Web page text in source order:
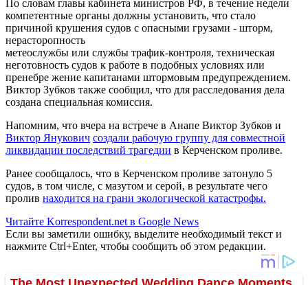
По словам главы кабинета министров РФ, в течение недели
компетентные органы должны установить, что стало
причиной крушения судов с опасными грузами - шторм,
нерасторопность
метеослужбы или службы трафик-контроля, техническая
неготовность судов к работе в подобных условиях или
пренебре жение капитанами штормовым предупреждением.
Виктор Зубков также сообщил, что для расследования дела
создана специальная комиссия.
Напомним, что вчера на встрече в Анапе Виктор Зубков и
Виктор Янукович создали рабочую группу для совместной
ликвидации последствий трагедии в Керченском проливе.
Ранее сообщалось, что в Керченском проливе затонуло 5
судов, в том числе, с мазутом и серой, в результате чего
пролив находится на грани экологической катастрофы.
Читайте Korrespondent.net в Google News
Если вы заметили ошибку, выделите необходимый текст и
нажмите Ctrl+Enter, чтобы сообщить об этом редакции.